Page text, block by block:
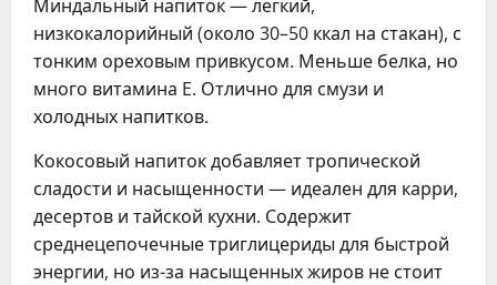
Миндальный напиток — легкий,
низкокалорийный (около 30–50 ккал на стакан), с
тонким ореховым привкусом. Меньше белка, но
много витамина E. Отлично для смузи и
холодных напитков.
Кокосовый напиток добавляет тропической
сладости и насыщенности — идеален для карри,
десертов и тайской кухни. Содержит
среднецепочечные триглицериды для быстрой
энергии, но из-за насыщенных жиров не стоит